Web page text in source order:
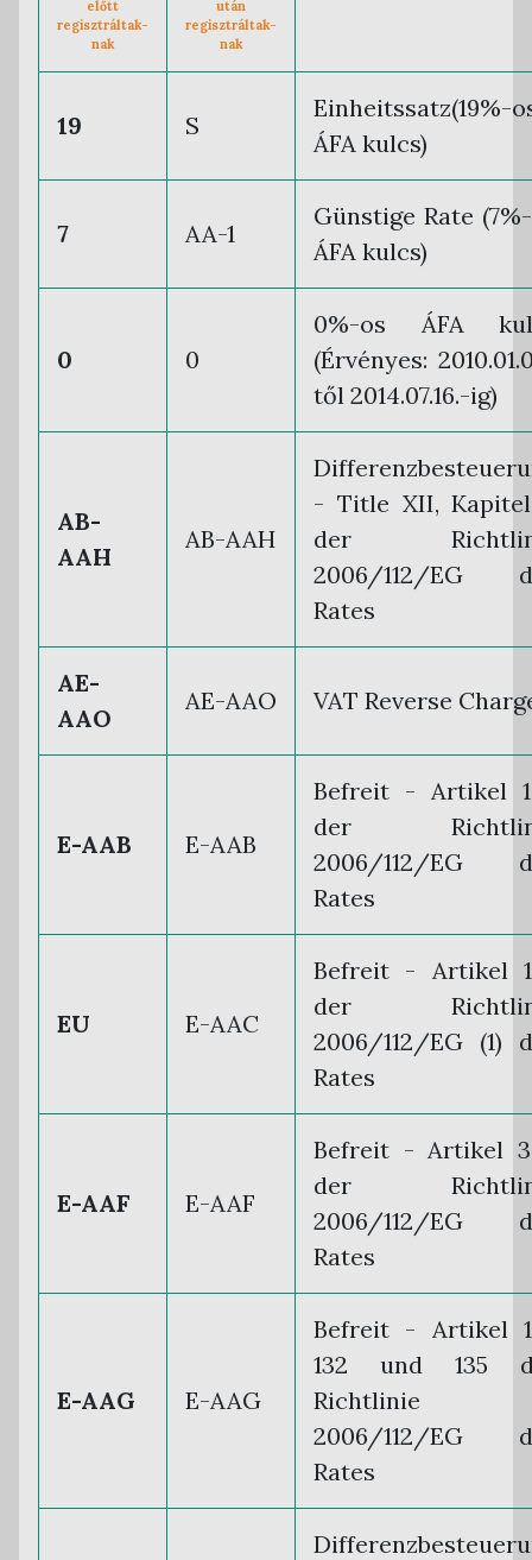
előtt
regisztráltak-
nak
után
regisztráltak-
nak
19 S
Einheitssatz(19%-
ÁFA kulcs)
7 AA-1
Günstige Rate
ÁFA kulcs)
0 0
0%-os ÁFA
(Érvényes:
től 2014.07.16.-ig)
AB-
AAH
AB-AAH
- Title XII,
der
2006/112/EG
Rates
AE-
AAO
AE-AAO VAT Reverse
E-AAB E-AAB
Befreit - Artikel
der
2006/112/EG
Rates
EU E-AAC
Befreit - Artikel
der
2006/112/EG (1)
Rates
E-AAF E-AAF
Befreit - Artikel
der
2006/112/EG
Rates
E-AAG E-AAG
Befreit - Artikel
132 und 135
Richtlinie
2006/112/EG
Rates